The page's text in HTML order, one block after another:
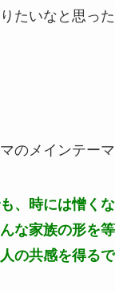
たいなと思っ
のメインテーマ
、時には憎く
な家族の形を
の共感を得るで